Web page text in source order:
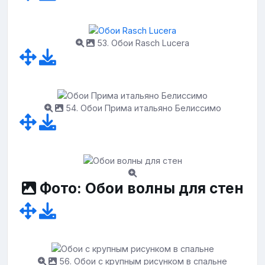
53. Обои Rasch Lucera
54. Обои Прима итальяно Белиссимо
Фото: Обои волны для стен
56. Обои с крупным рисунком в спальне